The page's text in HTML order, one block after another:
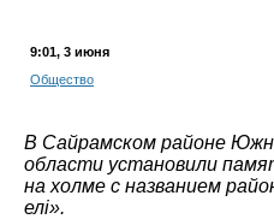
9:01, 3 июня
Общество
В Сайрамском районе
области установили
на холме с названием
елі».